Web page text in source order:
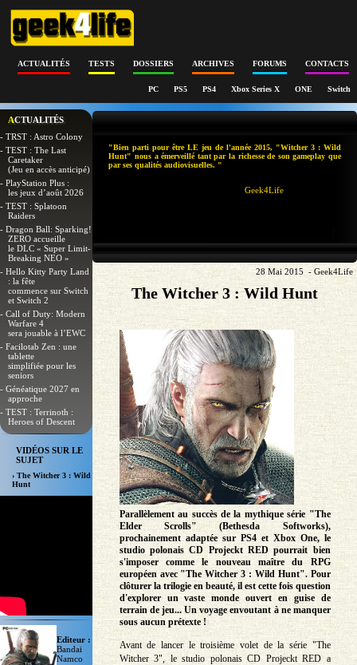
ACTUALITÉS TESTS DOSSIERS ARCHIVES FORUMS CONTACTS
PC PS5 PS4 Xbox Series X ONE Switch
ACTUALITÉS
- TRST : Astro Colony
- TEST : The Last
Caretaker
(Jeu en accès anticipé)
- PlayStation Plus :
les jeux d’août 2026
- TEST : Splatoon
Raiders
- Dragon Ball: Sparking!
ZERO accueille
le DLC « Super Limit-
Breaking NEO »
- Hello Kitty Party Land
: la fête
commence sur Switch
et Switch 2
- Call of Duty: Modern
Warfare 4
sera jouable à l’EWC
- Facilotab Zen : une
tablette
simplifiée pour les
seniors
- Généatique 2027 en
approche
- TEST : Terrinoth :
Heroes of Descent
VIDÉOS SUR LE
SUJET
› The Witcher 3 : Wild
Hunt
Editeur :
Bandai
Namco
"Bien parti pour être LE jeu de l'année 2015, "Witcher 3 : Wild
Hunt" nous a émerveillé tant par la richesse de son gameplay que
par ses qualités audiovisuelles. "
Geek4Life
28 Mai 2015 - Geek4Life
The Witcher 3 : Wild Hunt
Parallèlement au succès de la mythique série "The
Elder Scrolls" (Bethesda Softworks),
prochainement adaptée sur PS4 et Xbox One, le
studio polonais CD Projeckt RED pourrait bien
s'imposer comme le nouveau maître du RPG
européen avec "The Witcher 3 : Wild Hunt". Pour
clôturer la trilogie en beauté, il est cette fois question
d'explorer un vaste monde ouvert en guise de
terrain de jeu... Un voyage envoutant à ne manquer
sous aucun prétexte !
Avant de lancer le troisième volet de la série "The
Witcher 3", le studio polonais CD Projeckt RED a